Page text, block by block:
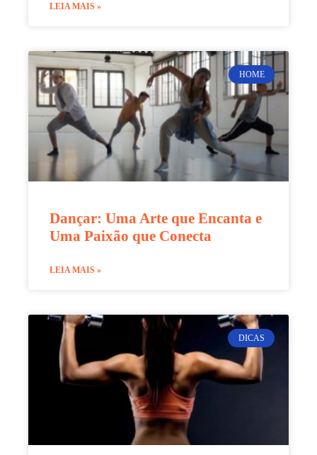
LEIA MAIS »
HOME
Dançar: Uma Arte que Encanta e
Uma Paixão que Conecta
LEIA MAIS »
DICAS